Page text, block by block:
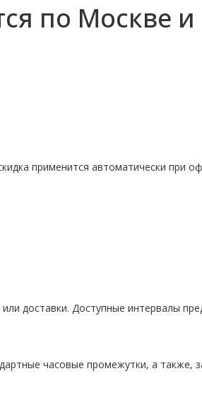
по Москве и
применится автоматически при
доставки. Доступные интервалы
часовые промежутки, а также,